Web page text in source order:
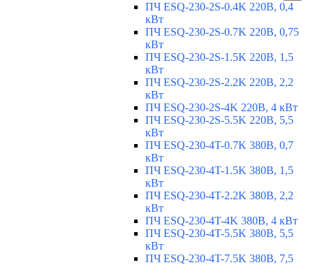
ПЧ ESQ-230-2S-0.4K 220В, 0,4
кВт
ПЧ ESQ-230-2S-0.7K 220В, 0,75
кВт
ПЧ ESQ-230-2S-1.5K 220В, 1,5
кВт
ПЧ ESQ-230-2S-2.2K 220В, 2,2
кВт
ПЧ ESQ-230-2S-4K 220В, 4 кВт
ПЧ ESQ-230-2S-5.5K 220В, 5,5
кВт
ПЧ ESQ-230-4T-0.7K 380В, 0,7
кВт
ПЧ ESQ-230-4T-1.5K 380В, 1,5
кВт
ПЧ ESQ-230-4T-2.2K 380В, 2,2
кВт
ПЧ ESQ-230-4T-4K 380В, 4 кВт
ПЧ ESQ-230-4T-5.5K 380В, 5,5
кВт
ПЧ ESQ-230-4T-7.5K 380В, 7,5